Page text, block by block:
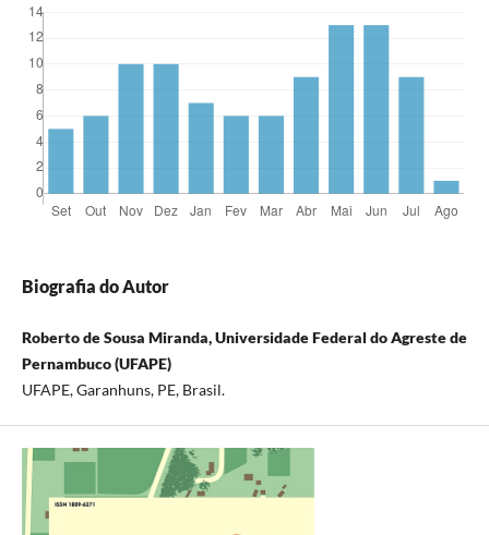
Biografia do Autor
Roberto de Sousa Miranda, Universidade Federal do Agreste de
Pernambuco (UFAPE)
UFAPE, Garanhuns, PE, Brasil.